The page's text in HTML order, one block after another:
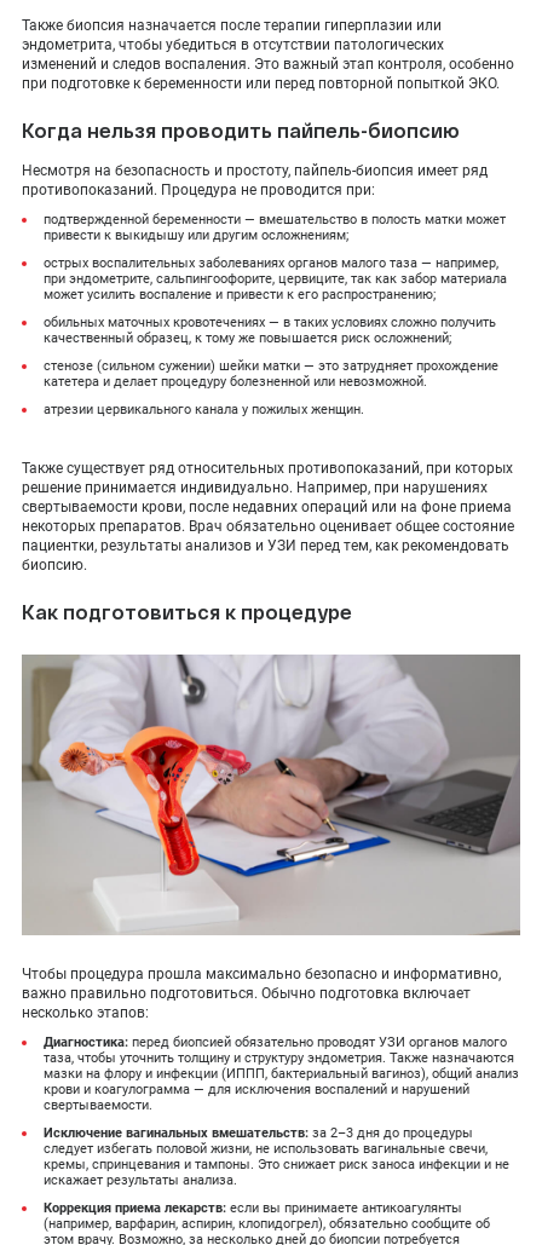
Также биопсия назначается после терапии гиперплазии или
эндометрита, чтобы убедиться в отсутствии патологических
изменений и следов воспаления. Это важный этап контроля, особенно
при подготовке к беременности или перед повторной попыткой ЭКО.
Когда нельзя проводить пайпель-биопсию
Несмотря на безопасность и простоту, пайпель-биопсия имеет ряд
противопоказаний. Процедура не проводится при:
подтвержденной беременности — вмешательство в полость матки может
привести к выкидышу или другим осложнениям;
острых воспалительных заболеваниях органов малого таза — например,
при эндометрите, сальпингоофорите, цервиците, так как забор материала
может усилить воспаление и привести к его распространению;
обильных маточных кровотечениях — в таких условиях сложно получить
качественный образец, к тому же повышается риск осложнений;
стенозе (сильном сужении) шейки матки — это затрудняет прохождение
катетера и делает процедуру болезненной или невозможной.
атрезии цервикального канала у пожилых женщин.
Также существует ряд относительных противопоказаний, при которых
решение принимается индивидуально. Например, при нарушениях
свертываемости крови, после недавних операций или на фоне приема
некоторых препаратов. Врач обязательно оценивает общее состояние
пациентки, результаты анализов и УЗИ перед тем, как рекомендовать
биопсию.
Как подготовиться к процедуре
Чтобы процедура прошла максимально безопасно и информативно,
важно правильно подготовиться. Обычно подготовка включает
несколько этапов:
Диагностика: перед биопсией обязательно проводят УЗИ органов малого
таза, чтобы уточнить толщину и структуру эндометрия. Также назначаются
мазки на флору и инфекции (ИППП, бактериальный вагиноз), общий анализ
крови и коагулограмма — для исключения воспалений и нарушений
свертываемости.
Исключение вагинальных вмешательств: за 2–3 дня до процедуры
следует избегать половой жизни, не использовать вагинальные свечи,
кремы, спринцевания и тампоны. Это снижает риск заноса инфекции и не
искажает результаты анализа.
Коррекция приема лекарств: если вы принимаете антикоагулянты
(например, варфарин, аспирин, клопидогрел), обязательно сообщите об
этом врачу. Возможно, за несколько дней до биопсии потребуется